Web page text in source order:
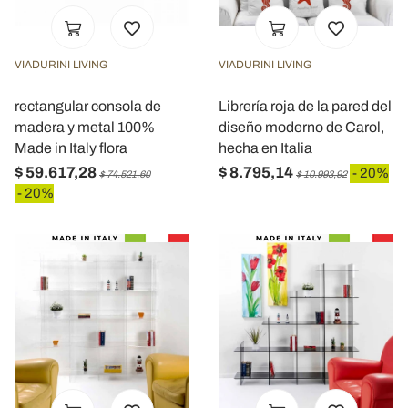
analizzare il nostro traffico. Condividiamo inoltre
informazioni sul modo in cui utilizza il nostro sito con i
nostri partner che si occupano di analisi dei dati web,
con altre informazioni che ha fornito loro o che hanno
raccolto dal suo utilizzo dei loro servizi.
VIADURINI LIVING
rectangular consola de
madera y metal 100%
Made in Italy flora
$ 59.617,28 $ 74.521,60
- 20%
VIADURINI LIVING
Librería roja de la pared del
diseño moderno de Carol,
hecha en Italia
$ 8.795,14 $ 10.993,92 - 20%